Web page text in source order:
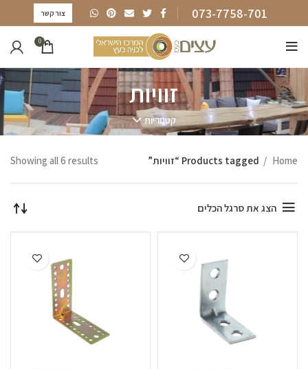
073-7758-701 צור קשר
0
זוויות
קטגוריות
Home Products tagged “זוויות” Showing all 6 results
הצג את סרגל הכלים